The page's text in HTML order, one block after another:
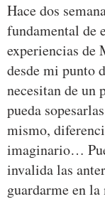
Hace dos
fundamental de
experiencias de
desde mi punto
necesitan de un
pueda
mismo,
imaginario…
invalida las
guardarme en